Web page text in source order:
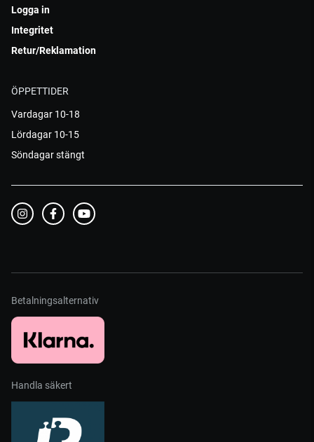
Logga in
Integritet
Retur/Reklamation
ÖPPETTIDER
Vardagar 10-18
Lördagar 10-15
Söndagar stängt
Betalningsalternativ
Handla säkert